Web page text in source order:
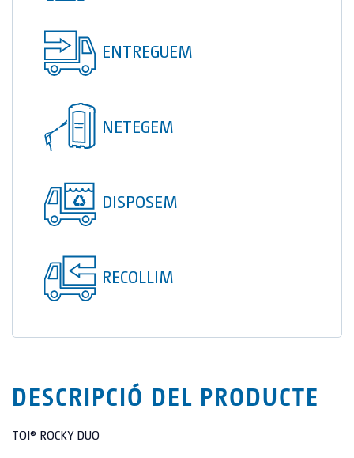
SANI TOI®
TOI® HEATER
TOI® SHOWER
TOI® SHOWER EMERGE
ENTREGUEM
NETEGEM
DISPOSEM
RECOLLIM
DESCRIPCIÓ DEL PRODUCTE
TOI® ROCKY DUO